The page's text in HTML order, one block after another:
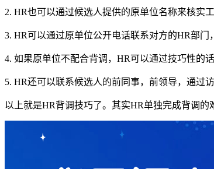
2. HR也可以通过候选人提供的原单位名称来核实
3. HR可以通过原单位公开电话联系对方的HR部
4. 如果原单位不配合背调，HR可以通过技巧性的
5. HR还可以联系候选人的前同事，前领导，通过
以上就是HR背调技巧了。其实HR单独完成背调